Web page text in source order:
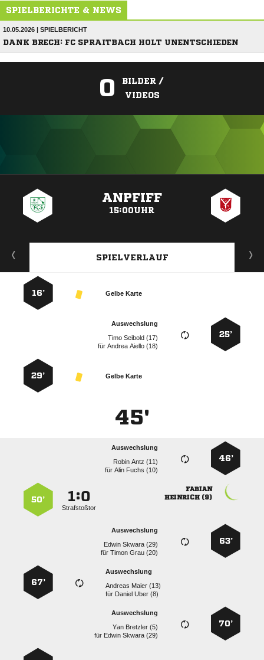
SPIELBERICHTE & NEWS
10.05.2026 | SPIELBERICHT
DANK BRECH: FC SPRAITBACH HOLT UNENTSCHIEDEN
0
BILDER /
VIDEOS
ANPFIFF
15:00UHR
SPIELVERLAUF
Gelbe Karte
16’
25’
Auswechslung
  
für  
Gelbe Karte
29’
45'
46’
Auswechslung
  
für  

 
:
Strafstoßtor
50’
63’
Auswechslung
  
für  
Auswechslung
  
für   
67’
70’
Auswechslung
  
für   